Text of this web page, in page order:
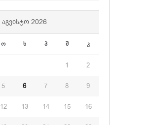
ᲐᲒᲕᲘᲡᲢᲝ 2026
ო ხ პ შ კ
1 2
5 6 7 8 9
12 13 14 15 16